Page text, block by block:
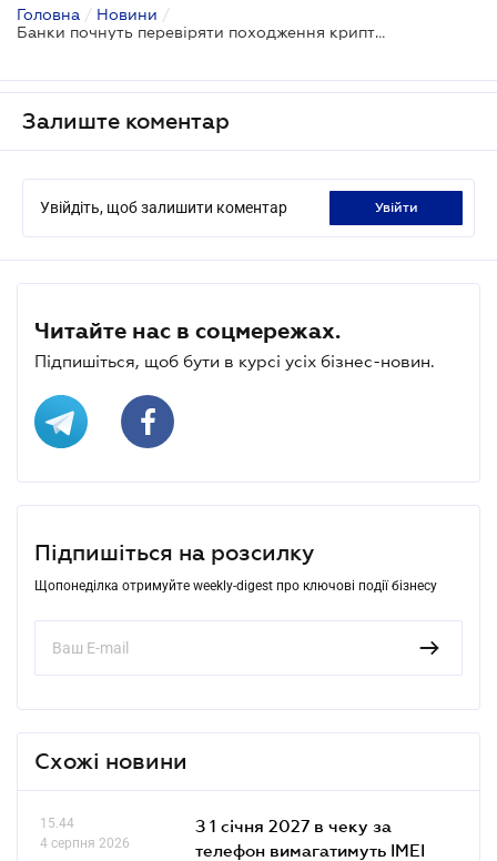
Головна / Новини /
Банки почнуть перевіряти походження криптовалют при великих операціях
Залиште коментар
Увійдіть, щоб залишити коментар увійти
Читайте нас в соцмережах.
Підпишіться, щоб бути в курсі усіх бізнес-новин.
Підпишіться на розсилку
Щопонеділка отримуйте weekly-digest про ключові події бізнесу
Схожі новини
15.44
4 серпня 2026
З 1 січня 2027 в чеку за
телефон вимагатимуть IMEI